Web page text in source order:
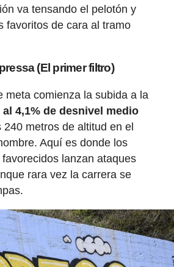
va tensando el pelotón y
favoritos de cara al tramo
(El primer filtro)
meta comienza la subida a la
4,1% de desnivel medio
240 metros de altitud en el
Aquí es donde los
lanzan ataques
rara vez la carrera se